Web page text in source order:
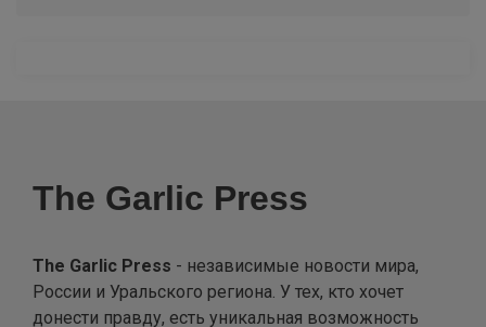
The Garlic Press
The Garlic Press - независимые новости мира,
России и Уральского региона. У тех, кто хочет
донести правду, есть уникальная возможность